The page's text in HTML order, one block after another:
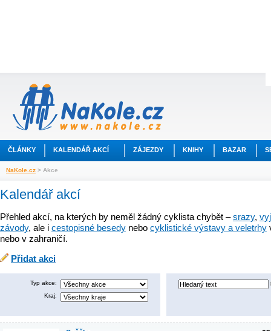
ČLÁNKY KALENDÁŘ AKCÍ ZÁJEZDY KNIHY BAZAR
NaKole.cz > Akce
Kalendář akcí
Přehled akcí, na kterých by neměl žádný cyklista chybět –srazy,
závody, ale i cestopisné besedy nebo cyklistické výstavy a veletrhy
nebo v zahraničí.
Přidat akci
Typ akce:
Kraj: